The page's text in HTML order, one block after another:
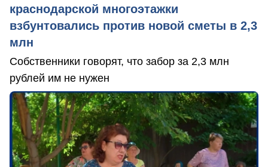
краснодарской многоэтажки
взбунтовались против новой сметы в 2,3
млн
Собственники говорят, что забор за 2,3 млн
рублей им не нужен